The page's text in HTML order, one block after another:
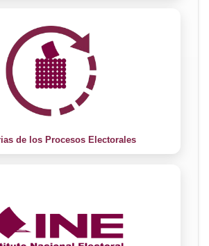
de los Procesos Electorales